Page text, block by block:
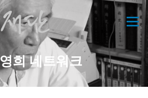
메뉴
희 네트워크